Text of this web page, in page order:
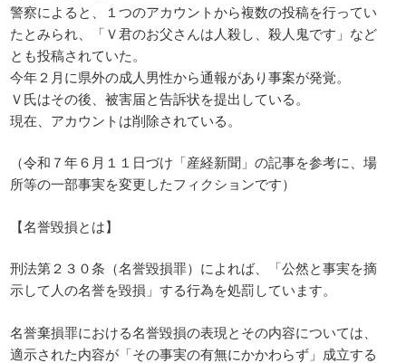
警察によると、１つのアカウントから複数の投稿を行ってい
たとみられ、「Ｖ君のお父さんは人殺し、殺人鬼です」など
とも投稿されていた。
今年２月に県外の成人男性から通報があり事案が発覚。
Ｖ氏はその後、被害届と告訴状を提出している。
現在、アカウントは削除されている。
（令和７年６月１１日づけ「産経新聞」の記事を参考に、場
所等の一部事実を変更したフィクションです）
【名誉毀損とは】
刑法第２３０条（名誉毀損罪）によれば、「公然と事実を摘
示して人の名誉を毀損」する行為を処罰しています。
名誉棄損罪における名誉毀損の表現とその内容については、
適示された内容が「その事実の有無にかかわらず」成立する